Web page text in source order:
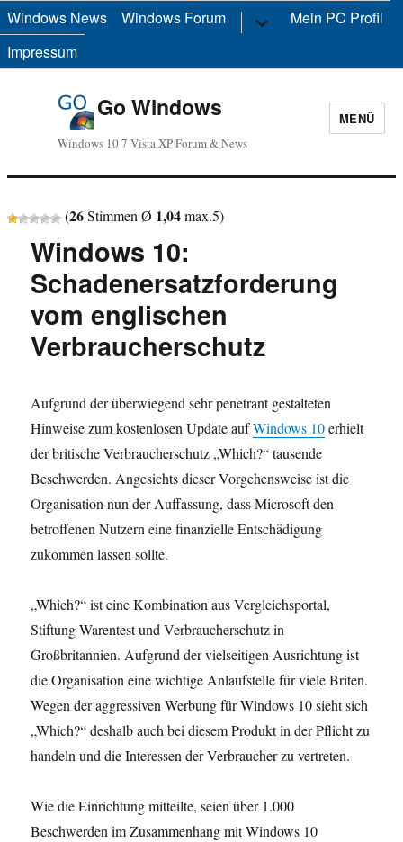
Windows News Windows Forum Untermenü
anzeigen
Mein PC Profil
Impressum
Go Windows
Windows 10 7 Vista XP Forum & News
MENÜ
(26Stimmen Ø 1,04max.5)
Windows 10:
Schadenersatzforderung
vom englischen
Verbraucherschutz
Aufgrund der überwiegend sehr penetrant gestalteten
Hinweise zum kostenlosen Update aufWindows 10erhielt
der britische Verbraucherschutz „Which?“ tausende
Beschwerden. Angesichts dieser Vorgehensweise ist die
Organisation nun der Auffassung, dass Microsoft den
betroffenen Nutzern eine finanzielle Entschädigung
zukommen lassen sollte.
„Which?“ ist eine Kombination aus Vergleichsportal,
Stiftung Warentest und Verbraucherschutz in
Großbritannien. Aufgrund der vielseitigen Ausrichtung ist
die Organisation eine wichtige Anlaufstelle für viele Briten.
Wegen der aggressiven Werbung für Windows 10 sieht sich
„Which?“ deshalb auch bei diesem Produkt in der Pflicht zu
handeln und die Interessen der Verbraucher zu vertreten.
Wie die Einrichtung mitteilte, seien über 1.000
Beschwerden im Zusammenhang mit Windows 10